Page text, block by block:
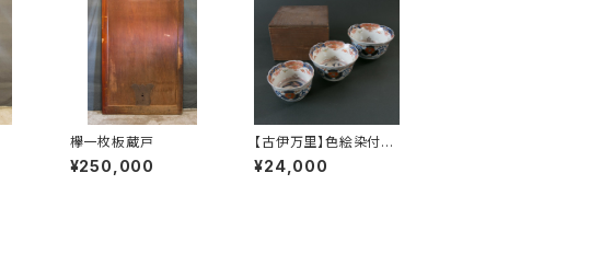
欅一枚板蔵戸
¥250,000
【古伊万里】色絵染付三
組鉢
¥24,000